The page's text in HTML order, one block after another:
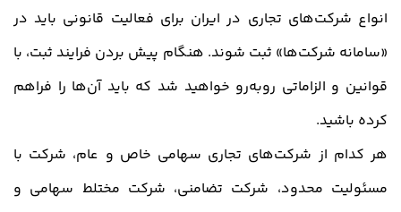
انواع شرکت‌های تجاری در ایران برای فعالیت قانونی باید در
«سامانه شرکت‌ها» ثبت شوند. هنگام پیش بردن فرایند ثبت، با
قوانین و الزاماتی روبه‌رو خواهید شد که باید آن‌ها را فراهم
کرده باشید.
هر کدام از شرکت‌های تجاری سهامی خاص و عام، شرکت با
مسئولیت محدود، شرکت تضامنی، شرکت مختلط سهامی و